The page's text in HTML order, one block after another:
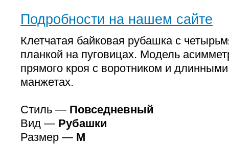
Подробности на нашем сайте
Клетчатая байковая рубашка с
планкой на пуговицах. Модель
прямого кроя с воротником и
манжетах.
Стиль — Повседневный
Вид — Рубашки
Размер — M